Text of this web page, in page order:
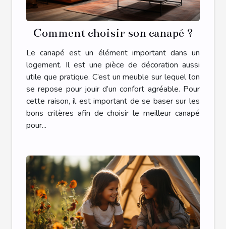
Comment choisir son canapé ?
Le canapé est un élément important dans un
logement. Il est une pièce de décoration aussi
utile que pratique. C’est un meuble sur lequel l’on
se repose pour jouir d’un confort agréable. Pour
cette raison, il est important de se baser sur les
bons critères afin de choisir le meilleur canapé
pour...